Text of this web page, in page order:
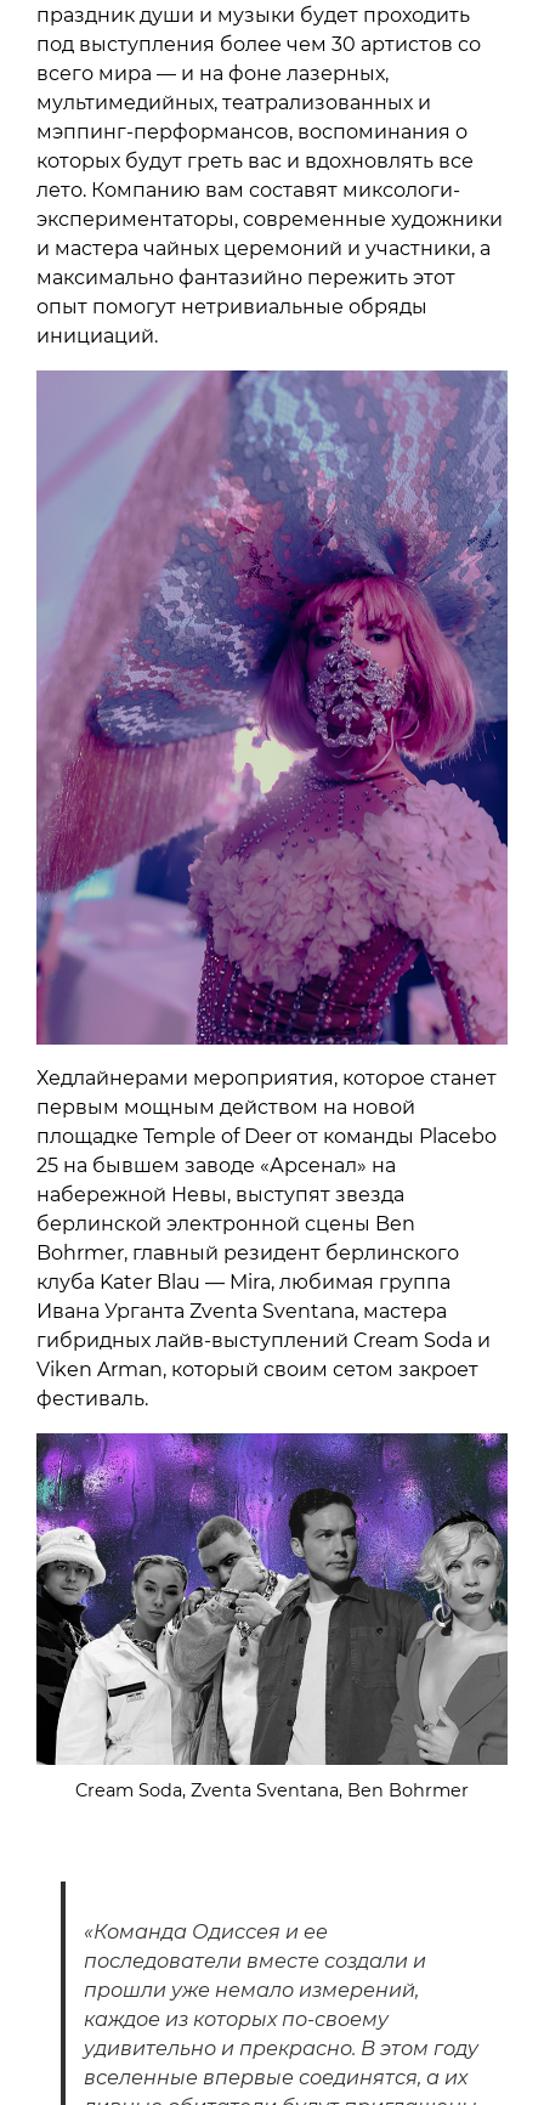
праздник души и музыки будет проходить
под выступления более чем 30 артистов со
всего мира — и на фоне лазерных,
мультимедийных, театрализованных и
мэппинг-перформансов, воспоминания о
которых будут греть вас и вдохновлять все
лето. Компанию вам составят миксологи-
экспериментаторы, современные художники
и мастера чайных церемоний и участники, а
максимально фантазийно пережить этот
опыт помогут нетривиальные обряды
инициаций.
Хедлайнерами мероприятия, которое станет
первым мощным действом на новой
площадке Temple of Deer от команды Placebo
25 на бывшем заводе «Арсенал» на
набережной Невы, выступят звезда
берлинской электронной сцены Ben
Bohrmer, главный резидент берлинского
клуба Kater Blau — Mira, любимая группа
Ивана Урганта Zventa Sventana, мастера
гибридных лайв-выступлений Cream Soda и
Viken Arman, который своим сетом закроет
фестиваль.
Cream Soda, Zventa Sventana, Ben Bohrmer
«Команда Одиссея и ее
последователи вместе создали и
прошли уже немало измерений,
каждое из которых по-своему
удивительно и прекрасно. В этом году
вселенные впервые соединятся, а их